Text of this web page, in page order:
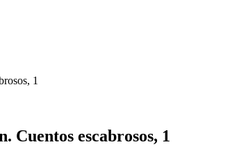
1
Cuentos escabrosos, 1